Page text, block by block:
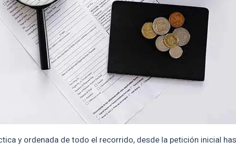
y ordenada de todo el recorrido, desde la petición inicial